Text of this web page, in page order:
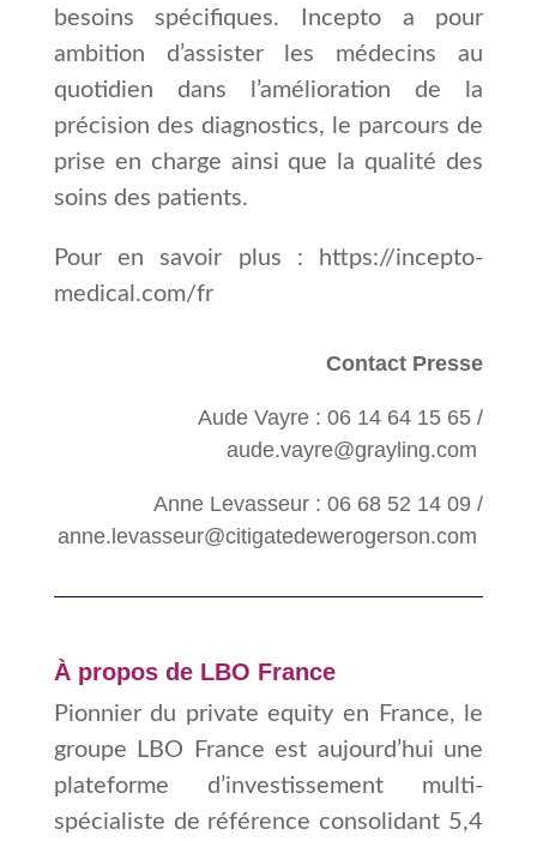
besoins spécifiques. Incepto a pour
ambition d’assister les médecins au
quotidien dans l’amélioration de la
précision des diagnostics, le parcours de
prise en charge ainsi que la qualité des
soins des patients.
Pour en savoir plus :
https://incepto-
medical.com/fr
Contact Presse
Aude Vayre : 06 14 64 15 65 /
aude.vayre@grayling.com
Anne Levasseur : 06 68 52 14 09 /
anne.levasseur@citigatedewerogerson.com
À propos de LBO France
Pionnier du private equity en France, le
groupe LBO France est aujourd’hui une
plateforme d’investissement multi-
spécialiste de référence consolidant 5,4